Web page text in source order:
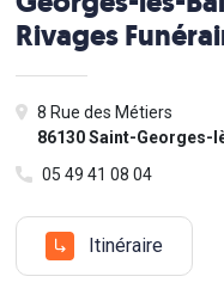
Rivages
8 Rue des Métiers
86130 Saint-Georges-
05 49 41 08 04
Itinéraire